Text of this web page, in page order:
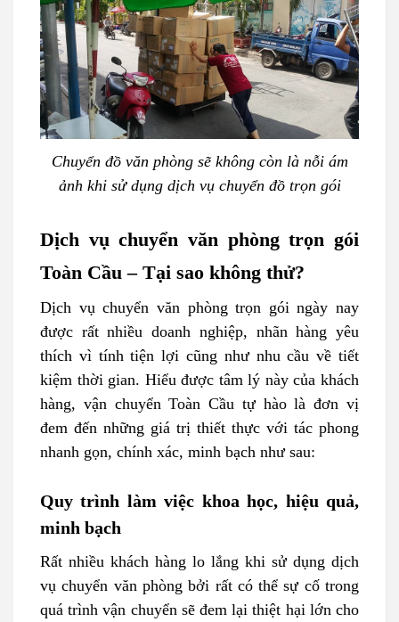
Chuyển đồ văn phòng sẽ không còn là nỗi ám
ảnh khi sử dụng dịch vụ chuyển đồ trọn gói
Dịch vụ chuyển văn phòng trọn gói
Toàn Cầu – Tại sao không thử?
Dịch vụ chuyển văn phòng trọn gói ngày nay
được rất nhiều doanh nghiệp, nhãn hàng yêu
thích vì tính tiện lợi cũng như nhu cầu về tiết
kiệm thời gian. Hiểu được tâm lý này của khách
hàng, vận chuyển Toàn Cầu tự hào là đơn vị
đem đến những giá trị thiết thực với tác phong
nhanh gọn, chính xác, minh bạch như sau:
Quy trình làm việc khoa học, hiệu quả,
minh bạch
Rất nhiều khách hàng lo lắng khi sử dụng dịch
vụ chuyển văn phòng bởi rất có thể sự cố trong
quá trình vận chuyển sẽ đem lại thiệt hại lớn cho